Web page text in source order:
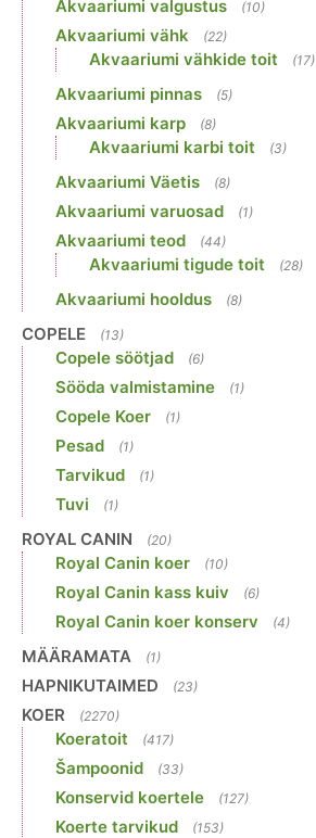
Akvaariumi valgustus (10)
Akvaariumi vähk (22)
Akvaariumi vähkide toit (17)
Akvaariumi pinnas (5)
Akvaariumi karp (8)
Akvaariumi karbi toit (3)
Akvaariumi Väetis (8)
Akvaariumi varuosad (1)
Akvaariumi teod (44)
Akvaariumi tigude toit (28)
Akvaariumi hooldus (8)
COPELE (13)
Copele söötjad (6)
Sööda valmistamine (1)
Copele Koer (1)
Pesad (1)
Tarvikud (1)
Tuvi (1)
ROYAL CANIN (20)
Royal Canin koer (10)
Royal Canin kass kuiv (6)
Royal Canin koer konserv (4)
MÄÄRAMATA (1)
HAPNIKUTAIMED (23)
KOER (2270)
Koeratoit (417)
Šampoonid (33)
Konservid koertele (127)
Koerte tarvikud (153)